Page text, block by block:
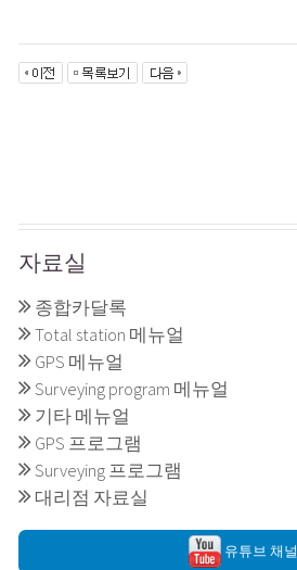
자료실
종합카달록
Total station 메뉴얼
GPS 메뉴얼
Surveying program 메뉴얼
기타 메뉴얼
GPS 프로그램
Surveying 프로그램
대리점 자료실
유튜브 채널